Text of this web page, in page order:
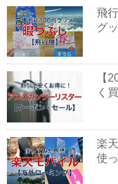
飛
グ
【
く
楽
使